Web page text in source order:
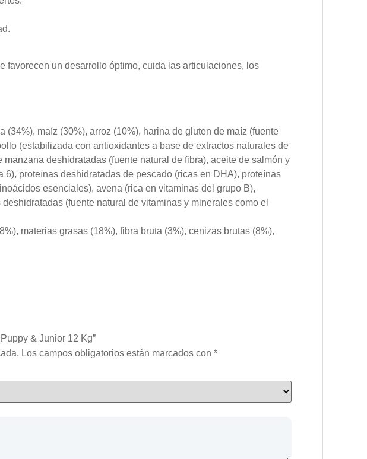
favorecen un desarrollo óptimo, cuida las articulaciones, los
(34%), maíz (30%), arroz (10%), harina de gluten de maíz (fuente
(estabilizada con antioxidantes a base de extractos naturales de
deshidratadas (fuente natural de fibra), aceite de salmón y
6), proteínas deshidratadas de pescado (ricas en DHA), proteínas
esenciales), avena (rica en vitaminas del grupo B),
(fuente natural de vitaminas y minerales como el
materias grasas (18%), fibra bruta (3%), cenizas brutas (8%),
& Junior 12 Kg”
Los campos obligatorios están marcados con *